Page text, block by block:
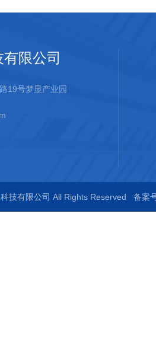
限公司
19号梦显产业园
技有限公司 All Rights Reserved 备案